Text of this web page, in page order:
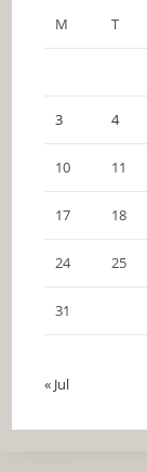
M
T
3 4
10 11
17 18
24 25
31
« Jul